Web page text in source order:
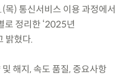
) 통신서비스 이용 과정에서
로 정리한 ‘2025년
밝혔다.
해지, 속도 품질, 중요사항